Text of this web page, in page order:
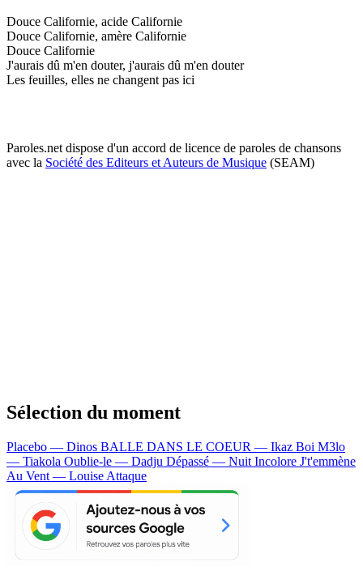
Douce Californie, acide Californie
Douce Californie, amère Californie
Douce Californie
J'aurais dû m'en douter, j'aurais dû m'en douter
Les feuilles, elles ne changent pas ici
Paroles.net dispose d'un accord de licence de paroles de chansons
avec la Société des Editeurs et Auteurs de Musique (SEAM)
Sélection du moment
Placebo — Dinos BALLE DANS LE COEUR — Ikaz Boi M3lo
— Tiakola Oublie-le — Dadju Dépassé — Nuit Incolore J't'emmène
Au Vent — Louise Attaque